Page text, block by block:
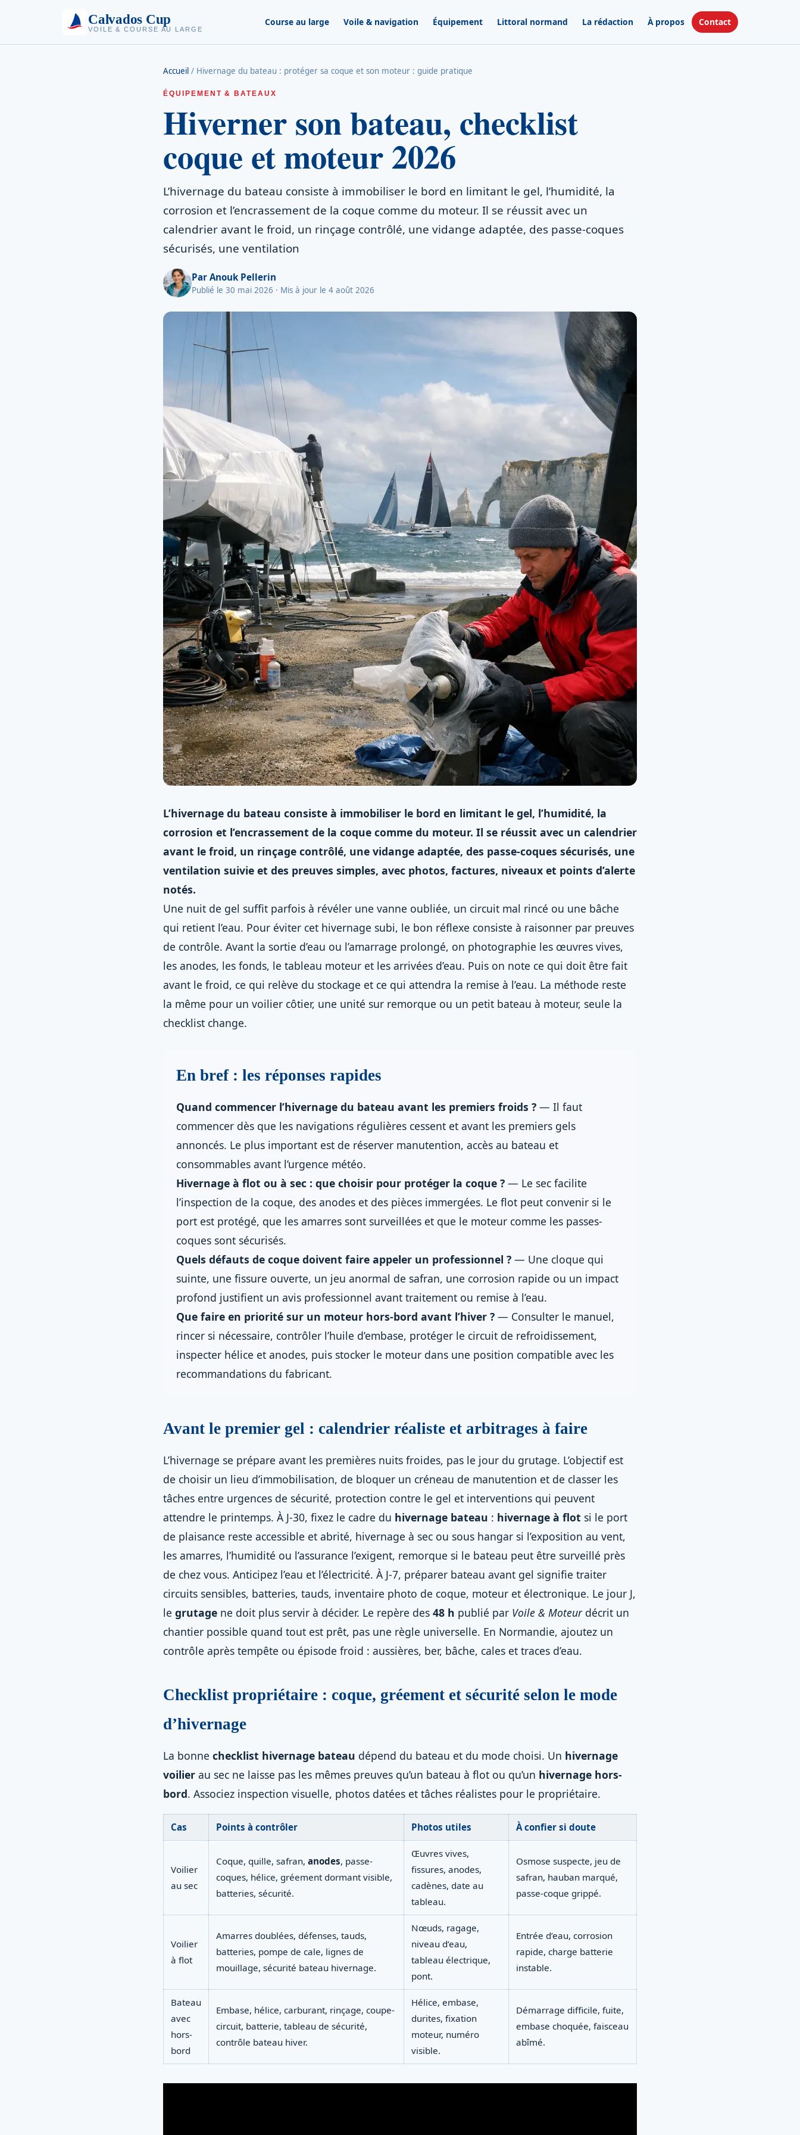
Calvados Cup
VOILE & COURSE AU LARGE
Course au large Voile & navigation Équipement Littoral normand La rédaction À propos Contact
Accueil / Hivernage du bateau : protéger sa coque et son moteur : guide pratique
ÉQUIPEMENT & BATEAUX
Hiverner son bateau, checklist
coque et moteur 2026
L’hivernage du bateau consiste à immobiliser le bord en limitant le gel, l’humidité, la
corrosion et l’encrassement de la coque comme du moteur. Il se réussit avec un
calendrier avant le froid, un rinçage contrôlé, une vidange adaptée, des passe-coques
sécurisés, une ventilation
Par Anouk Pellerin
Publié le 30 mai 2026 · Mis à jour le 4 août 2026
L’hivernage du bateau consiste à immobiliser le bord en limitant le gel, l’humidité, la
corrosion et l’encrassement de la coque comme du moteur. Il se réussit avec un calendrier
avant le froid, un rinçage contrôlé, une vidange adaptée, des passe-coques sécurisés, une
ventilation suivie et des preuves simples, avec photos, factures, niveaux et points d’alerte
notés.
Une nuit de gel suffit parfois à révéler une vanne oubliée, un circuit mal rincé ou une bâche
qui retient l’eau. Pour éviter cet hivernage subi, le bon réflexe consiste à raisonner par preuves
de contrôle. Avant la sortie d’eau ou l’amarrage prolongé, on photographie les œuvres vives,
les anodes, les fonds, le tableau moteur et les arrivées d’eau. Puis on note ce qui doit être fait
avant le froid, ce qui relève du stockage et ce qui attendra la remise à l’eau. La méthode reste
la même pour un voilier côtier, une unité sur remorque ou un petit bateau à moteur, seule la
checklist change.
En bref : les réponses rapides
Quand commencer l’hivernage du bateau avant les premiers froids ? — Il faut
commencer dès que les navigations régulières cessent et avant les premiers gels
annoncés. Le plus important est de réserver manutention, accès au bateau et
consommables avant l’urgence météo.
Hivernage à flot ou à sec : que choisir pour protéger la coque ? — Le sec facilite
l’inspection de la coque, des anodes et des pièces immergées. Le flot peut convenir si le
port est protégé, que les amarres sont surveillées et que le moteur comme les passes-
coques sont sécurisés.
Quels défauts de coque doivent faire appeler un professionnel ? — Une cloque qui
suinte, une fissure ouverte, un jeu anormal de safran, une corrosion rapide ou un impact
profond justifient un avis professionnel avant traitement ou remise à l’eau.
Que faire en priorité sur un moteur hors-bord avant l’hiver ? — Consulter le manuel,
rincer si nécessaire, contrôler l’huile d’embase, protéger le circuit de refroidissement,
inspecter hélice et anodes, puis stocker le moteur dans une position compatible avec les
recommandations du fabricant.
Avant le premier gel : calendrier réaliste et arbitrages à faire
L’hivernage se prépare avant les premières nuits froides, pas le jour du grutage. L’objectif est
de choisir un lieu d’immobilisation, de bloquer un créneau de manutention et de classer les
tâches entre urgences de sécurité, protection contre le gel et interventions qui peuvent
attendre le printemps. À J-30, fixez le cadre du hivernage bateau : hivernage à flot si le port
de plaisance reste accessible et abrité, hivernage à sec ou sous hangar si l’exposition au vent,
les amarres, l’humidité ou l’assurance l’exigent, remorque si le bateau peut être surveillé près
de chez vous. Anticipez l’eau et l’électricité. À J-7, préparer bateau avant gel signifie traiter
circuits sensibles, batteries, tauds, inventaire photo de coque, moteur et électronique. Le jour J,
le grutage ne doit plus servir à décider. Le repère des 48 h publié par Voile & Moteurdécrit un
chantier possible quand tout est prêt, pas une règle universelle. En Normandie, ajoutez un
contrôle après tempête ou épisode froid : aussières, ber, bâche, cales et traces d’eau.
Checklist propriétaire : coque, gréement et sécurité selon le mode
d’hivernage
La bonne checklist hivernage bateau dépend du bateau et du mode choisi. Un hivernage
voilier au sec ne laisse pas les mêmes preuves qu’un bateau à flot ou qu’un hivernage hors-
bord. Associez inspection visuelle, photos datées et tâches réalistes pour le propriétaire.
Cas Points à contrôler Photos utiles À confier si doute
Voilier
au sec
Coque, quille, safran, anodes, passe-
coques, hélice, gréement dormant visible,
batteries, sécurité.
Œuvres vives,
fissures, anodes,
cadènes, date au
tableau.
Osmose suspecte, jeu de
safran, hauban marqué,
passe-coque grippé.
Voilier
à flot
Amarres doublées, défenses, tauds,
batteries, pompe de cale, lignes de
mouillage, sécurité bateau hivernage.
Nœuds, ragage,
niveau d’eau,
tableau électrique,
pont.
Entrée d’eau, corrosion
rapide, charge batterie
instable.
Bateau
avec
hors-
bord
Embase, hélice, carburant, rinçage, coupe-
circuit, batterie, tableau de sécurité,
contrôle bateau hiver.
Hélice, embase,
durites, fixation
moteur, numéro
visible.
Démarrage difficile, fuite,
embase choquée, faisceau
abîmé.